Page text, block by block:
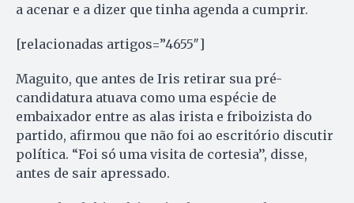
a acenar e a dizer que tinha agenda a cumprir.
[relacionadas artigos=”4655″]
Maguito, que antes de Iris retirar sua pré-
candidatura atuava como uma espécie de
embaixador entre as alas irista e friboizista do
partido, afirmou que não foi ao escritório discutir
política. “Foi só uma visita de cortesia’’, disse,
antes de sair apressado.